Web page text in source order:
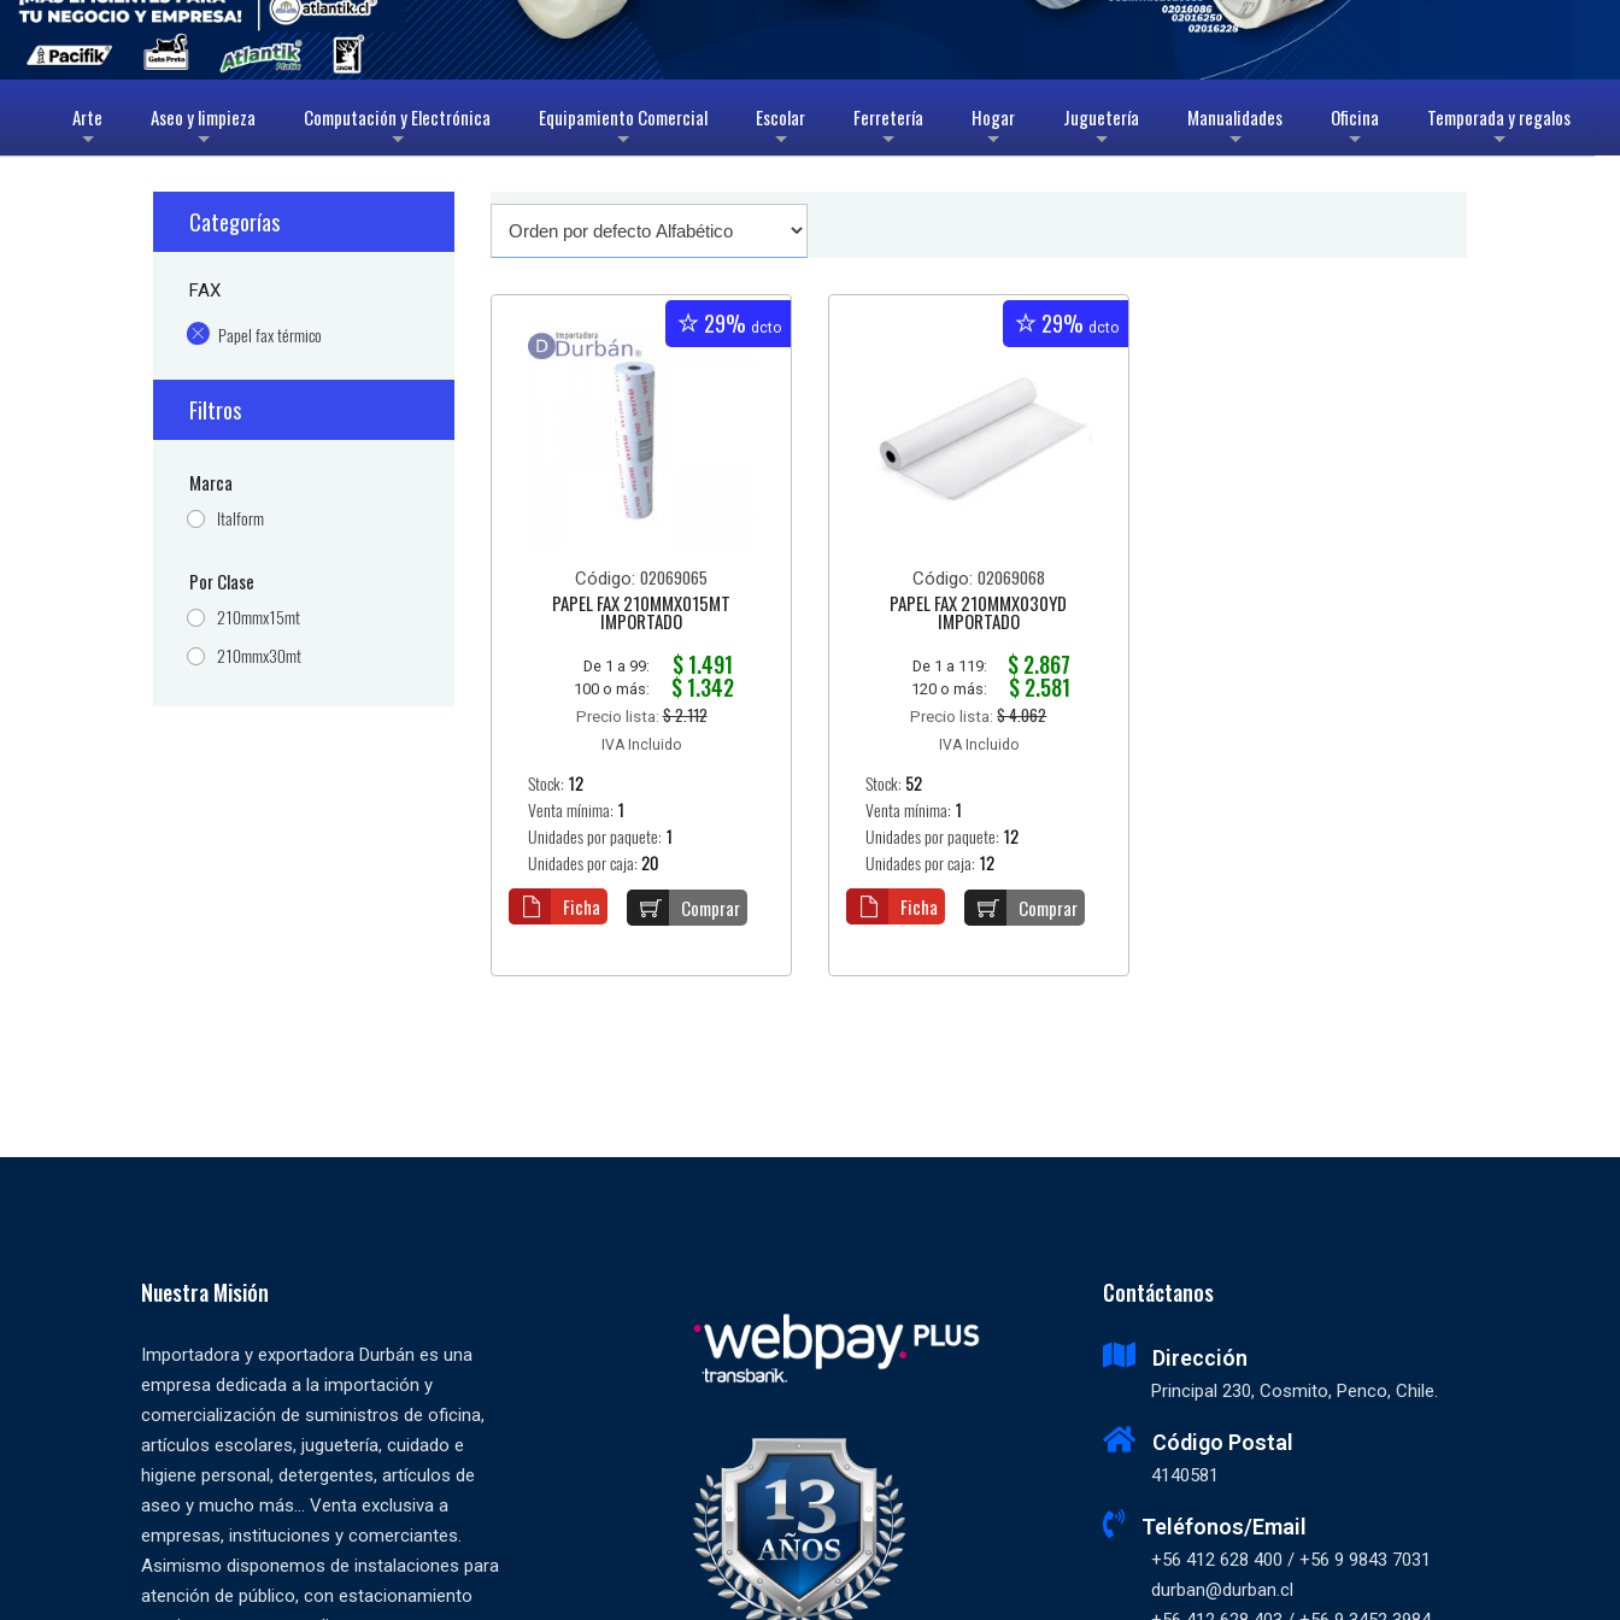
+
Arte
+
Aseo y limpieza
+
Computación y Electrónica
+
Equipamiento Comercial
+
Escolar
+
Ferretería
+
Hogar
+
Juguetería
+
Manualidades
+
Oficina
+
Temporada y regalos
Categorías
FAX
Papel fax térmico
Filtros
Marca
Italform
Por Clase
210mmx15mt
210mmx30mt
29% dcto
Código:02069065
PAPEL FAX 210MMX015MT
IMPORTADO
De 1 a 99: $ 1.491
100 o más: $ 1.342
Precio lista:$ 2.112
IVA Incluido
Stock: 12
Venta mínima: 1
Unidades por paquete: 1
Unidades por caja:20
Comprar
Ficha
29% dcto
Código: 02069068
PAPEL FAX 210MMX030YD
IMPORTADO
De 1 a 119: $ 2.867
120 o más: $ 2.581
Precio lista:$ 4.062
IVA Incluido
Stock: 52
Venta mínima: 1
Unidades por paquete: 12
Unidades por caja: 12
Comprar
Ficha
Nuestra Misión
Importadora y exportadora Durbán es una
empresa dedicada a la importación y
comercialización de suministros de oficina,
artículos escolares, juguetería, cuidado e
higiene personal, detergentes, artículos de
aseo y mucho más... Venta exclusiva a
empresas, instituciones y comerciantes.
Asimismo disponemos de instalaciones para
atención de público, con estacionamiento
Contáctanos
Dirección
Principal 230, Cosmito, Penco, Chile.
Código Postal
4140581
Teléfonos/Email
+56 412 628 400 / +56 9 9843 7031
durban@durban.cl